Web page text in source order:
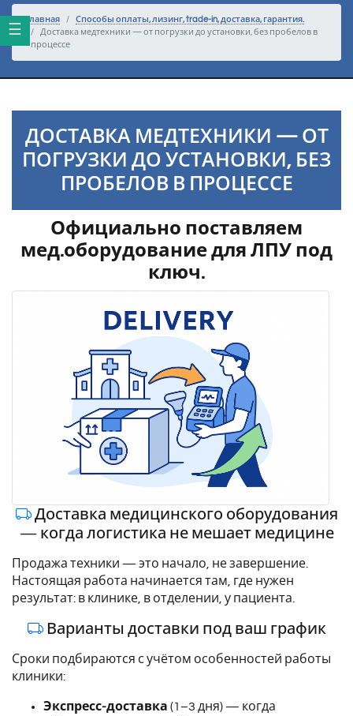
Перейти к основному тексту
Главная
Способы оплаты, лизинг, trade-in, доставка, гарантия.
Доставка медтехники — от погрузки до установки, без пробелов в
процессе
ДОСТАВКА МЕДТЕХНИКИ — ОТ
ПОГРУЗКИ ДО УСТАНОВКИ, БЕЗ
ПРОБЕЛОВ В ПРОЦЕССЕ
Официально поставляем
мед.оборудование для ЛПУ под
ключ.
Доставка медицинского оборудования
— когда логистика не мешает медицине
Продажа техники — это начало, не завершение.
Настоящая работа начинается там, где нужен
результат: в клинике, в отделении, у пациента.
Варианты доставки под ваш график
Сроки подбираются с учётом особенностей работы
клиники:
Экспресс-доставка (1–3 дня) — когда